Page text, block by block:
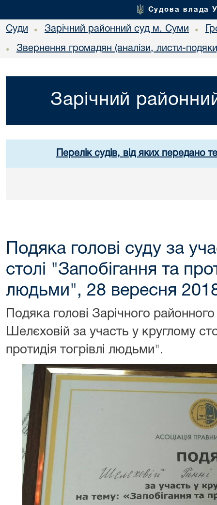
Судова влада
Суди • Зарічний районний суд м. Суми •
• Звернення громадян (аналізи, листи-
Зарічний
Перелік судів, від яких передано
Подяка голові суду за
столі "Запобігання та
людьми", 28 вересня
Подяка голові Зарічного
Шелєховій за участь у круглому
протидія тогрівлі людьми".